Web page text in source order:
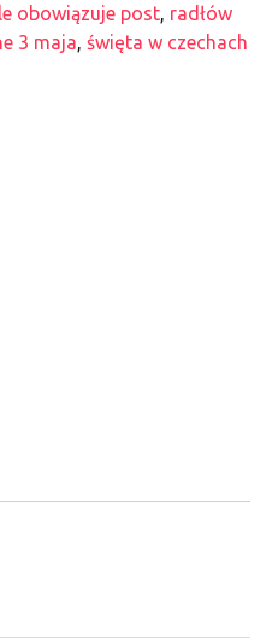
obowiązuje post, radłów
3 maja, święta w czechach